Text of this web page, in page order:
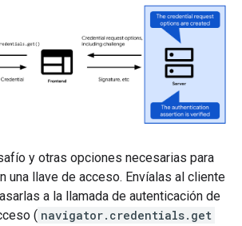
y otras opciones necesarias para
una llave de acceso. Envíalas al cliente
a la llamada de autenticación de
( navigator.credentials.get